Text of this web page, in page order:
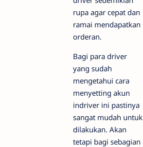
rupa agar cepat dan
ramai mendapatkan
orderan.
Bagi para driver
yang sudah
mengetahui cara
menyetting akun
indriver ini pastinya
sangat mudah untuk
dilakukan. Akan
tetapi bagi sebagian